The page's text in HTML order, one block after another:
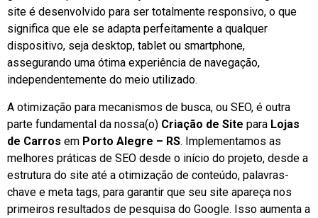
site é desenvolvido para ser totalmente responsivo, o que
significa que ele se adapta perfeitamente a qualquer
dispositivo, seja desktop, tablet ou smartphone,
assegurando uma ótima experiência de navegação,
independentemente do meio utilizado.
A otimização para mecanismos de busca, ou SEO, é outra
parte fundamental da nossa(o) Criação de Site para Lojas
de Carros em Porto Alegre – RS. Implementamos as
melhores práticas de SEO desde o início do projeto, desde a
estrutura do site até a otimização de conteúdo, palavras-
chave e meta tags, para garantir que seu site apareça nos
primeiros resultados de pesquisa do Google. Isso aumenta a